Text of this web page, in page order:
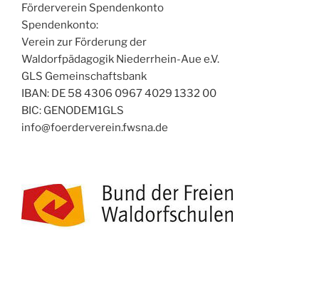
Förderverein Spendenkonto
Spendenkonto:
Verein zur Förderung der
Waldorfpädagogik Niederrhein-Aue e.V.
GLS Gemeinschaftsbank
IBAN: DE 58 4306 0967 4029 1332 00
BIC: GENODEM1GLS
info@foerderverein.fwsna.de